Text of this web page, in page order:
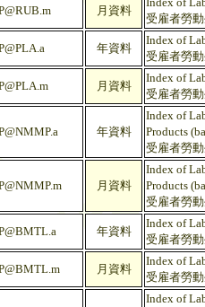
月資料
受雇者勞
年資料
Index of
受雇者勞
月資料
Index of
受雇者勞
年資料
Index of
Products
受雇者勞
月資料
Index of
Products
受雇者勞
年資料
Index of
受雇者勞
月資料
Index of
受雇者勞
Index of